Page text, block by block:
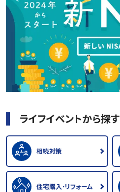
ライフイベントから探す
相続対策
住宅購入･リフォーム